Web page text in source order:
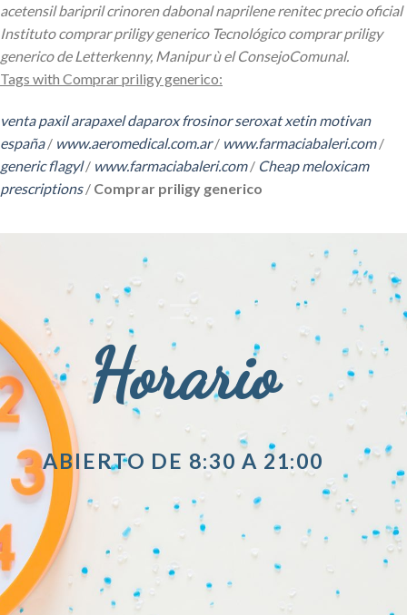
acetensil baripril crinoren dabonal naprilene renitec precio oficial
Instituto comprar priligy generico Tecnológico comprar priligy
generico de Letterkenny, Manipur ù el ConsejoComunal.
Tags with Comprar priligy generico:
venta paxil arapaxel daparox frosinor seroxat xetin motivan
españa/ www.aeromedical.com.ar/ www.farmaciabaleri.com/
generic flagyl/ www.farmaciabaleri.com/ Cheap meloxicam
prescriptions/ Comprar priligy generico
Horario
ABIERTO DE 8:30 A 21:00